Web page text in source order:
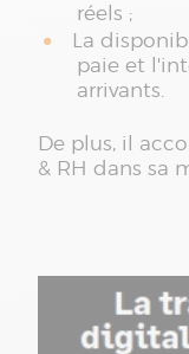
réels ;
La
paie et
arrivants.
De plus, il
& RH dans sa